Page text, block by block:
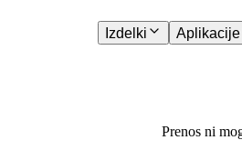
Izdelki Aplikacije
Prenos ni